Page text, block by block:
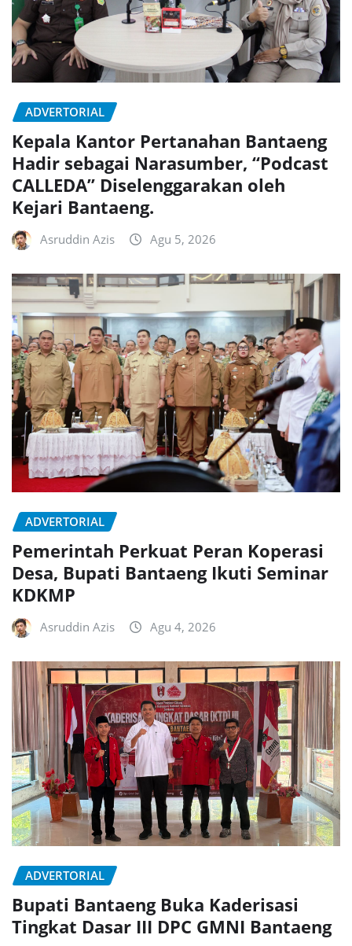
ADVERTORIAL
Kepala Kantor Pertanahan Bantaeng
Hadir sebagai Narasumber, “Podcast
CALLEDA” Diselenggarakan oleh
Kejari Bantaeng.
Asruddin Azis Agu 5, 2026
ADVERTORIAL
Pemerintah Perkuat Peran Koperasi
Desa, Bupati Bantaeng Ikuti Seminar
KDKMP
Asruddin Azis Agu 4, 2026
ADVERTORIAL
Bupati Bantaeng Buka Kaderisasi
Tingkat Dasar III DPC GMNI Bantaeng